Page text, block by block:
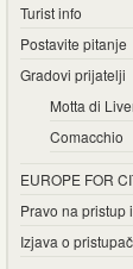
Turist info
Postavite pitanje
Gradovi prijatelji
Motta di
Comacchio
EUROPE FOR
Pravo na pristup
Izjava o